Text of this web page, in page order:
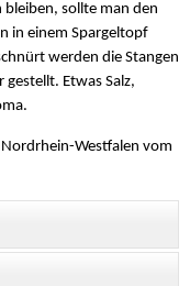
sollte man den
in einem Spargeltopf
werden die Stangen
Etwas Salz,
Westfalen vom